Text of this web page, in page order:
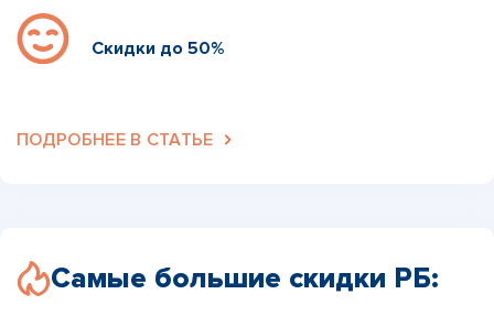
Скидки до 50%
ПОДРОБНЕЕ В СТАТЬЕ
Самые большие скидки РБ: